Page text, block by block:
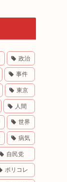
政治
事件
東京
人間
世界
病気
自民党
ポリコレ